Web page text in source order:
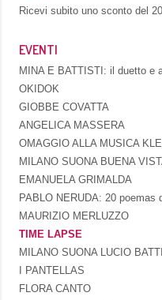
Ricevi subito uno sconto del
EVENTI
MINA E BATTISTI: il duetto e
OKIDOK
GIOBBE COVATTA
ANGELICA MASSERA
OMAGGIO ALLA MUSICA
MILANO SUONA BUENA
EMANUELA GRIMALDA
PABLO NERUDA: 20 poemas
MAURIZIO MERLUZZO
TIME LAPSE
MILANO SUONA LUCIO
I PANTELLAS
FLORA CANTO